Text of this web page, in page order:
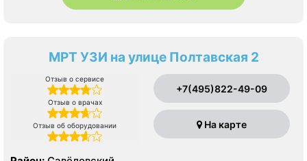
МРТ УЗИ на улице Полтавская 2
Отзыв о сервисе
Отзыв о врачах
Отзыв об оборудовании
+7(495)822-49-09
На карте